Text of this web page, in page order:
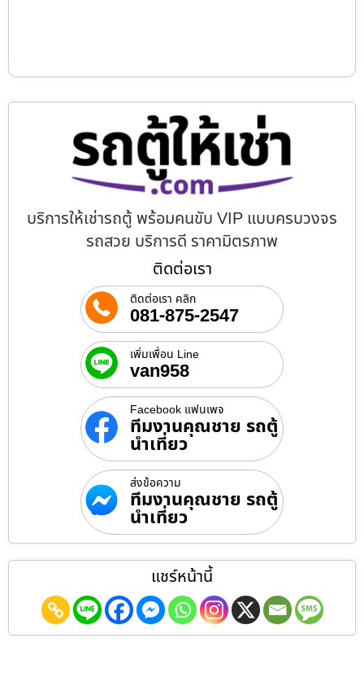
บริการให้เช่ารถตู้ พร้อมคนขับ VIP แบบครบวงจร
รถสวย บริการดี ราคามิตรภาพ
ติดต่อเรา
ติดต่อเรา คลิก
081-875-2547
เพิ่มเพื่อน Line
van958
Facebook แฟนเพจ
ทีมงานคุณชาย รถตู้
นำเที่ยว
ส่งข้อความ
ทีมงานคุณชาย รถตู้
นำเที่ยว
แชร์หน้านี้